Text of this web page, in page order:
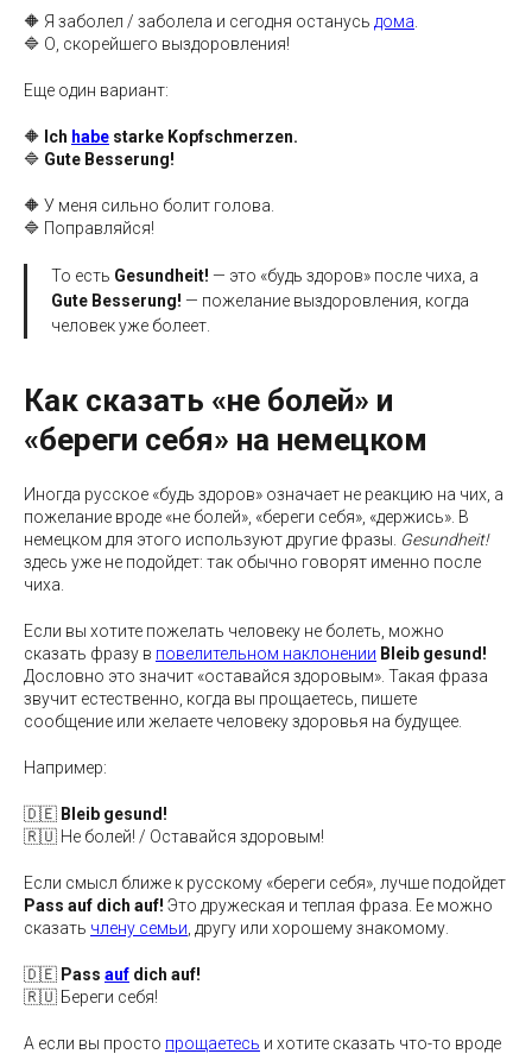
🔶 Я заболел / заболела и сегодня останусь дома
🔷 О, скорейшего выздоровления!
Еще один вариант:
🔶 Ich habe starke Kopfschmerzen.
🔷 Gute Besserung!
🔶 У меня сильно болит голова.
🔷 Поправляйся!
То есть Gesundheit! — это «будь здоров» после чиха, а
Gute Besserung! — пожелание выздоровления, когда
человек уже болеет.
Как сказать «не болей» и
«береги себя» на немецком
Иногда русское «будь здоров» означает не реакцию на чих, а
пожелание вроде «не болей», «береги себя», «держись». В
немецком для этого используют другие фразы. Gesundheit!
здесь уже не подойдет: так обычно говорят именно после
чиха.
Если вы хотите пожелать человеку не болеть, можно
сказать фразу в повелительном наклонении Bleib gesund!
Дословно это значит «оставайся здоровым». Такая фраза
звучит естественно, когда вы прощаетесь, пишете
сообщение или желаете человеку здоровья на будущее.
Например:
🇩🇪 Bleib gesund!
🇷🇺 Не болей! / Оставайся здоровым!
Если смысл ближе к русскому «береги себя», лучше подойдет
Pass auf dich auf! Это дружеская и теплая фраза. Ее можно
сказать члену семьи , другу или хорошему знакомому.
🇩🇪 Pass auf dich auf!
🇷🇺 Береги себя!
А если вы просто прощаетесь и хотите сказать что-то вроде